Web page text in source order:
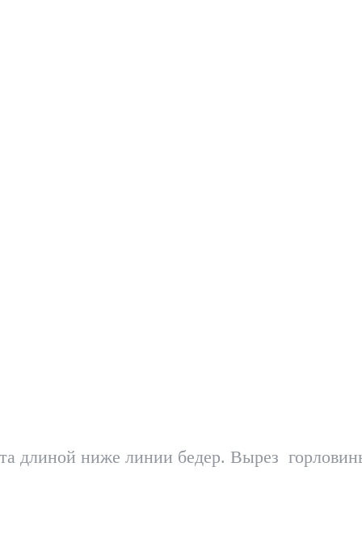
длиной ниже линии бедер. Вырез